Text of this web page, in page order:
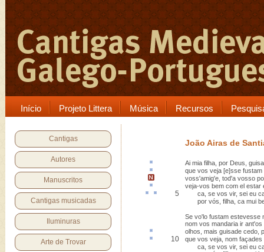
Início Projeto Littera Música Recursos
Cantigas
Autores
Manuscritos
Cantigas musicadas
Iluminuras
Arte de Trovar
João Airas de
Ai mia filha, por Deus,
que vos veja [e]sse fustam
voss'amig'e, tod'a vosso
veja-vos bem com el estar
5 ca, se vos vir, sei eu
por vós, filha, ca mui
Se vo'lo fustam estevesse
nom vos mandaria ir ant'os
olhos, mais guisade cedo ,
10
que vos veja, nom façades
ca, se vos vir, sei eu